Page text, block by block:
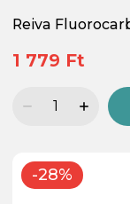
Reiva
1 779 Ft
-28%